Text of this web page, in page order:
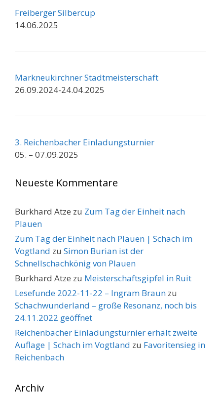
Freiberger Silbercup
14.06.2025
Markneukirchner Stadtmeisterschaft
26.09.2024-24.04.2025
3. Reichenbacher Einladungsturnier
05. – 07.09.2025
Neueste Kommentare
Burkhard Atze zu Zum Tag der Einheit nach
Plauen
Zum Tag der Einheit nach Plauen | Schach im
Vogtland zu Simon Burian ist der
Schnellschachkönig von Plauen
Burkhard Atze zu Meisterschaftsgipfel in Ruit
Lesefunde 2022-11-22 – Ingram Braun zu
Schachwunderland – große Resonanz, noch bis
24.11.2022 geöffnet
Reichenbacher Einladungsturnier erhält zweite
Auflage | Schach im Vogtland zu Favoritensieg in
Reichenbach
Archiv